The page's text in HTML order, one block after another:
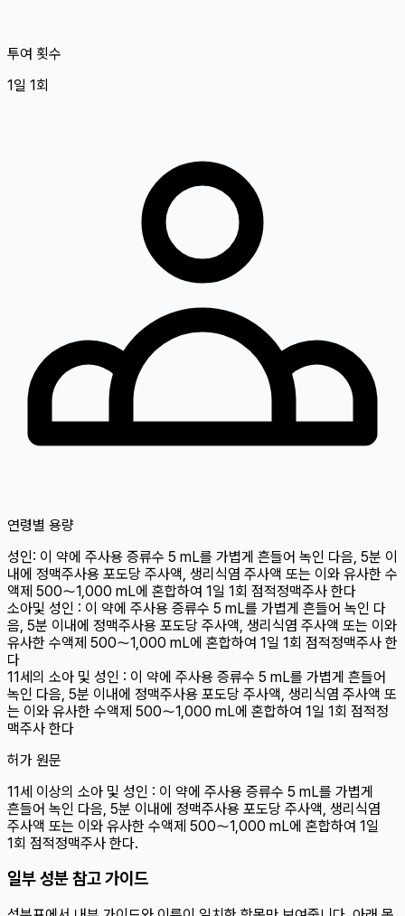
투여 횟수
1일 1회
연령별 용량
성인: 이 약에 주사용 증류수 5 mL를 가볍게 흔들어 녹인 다음, 5분 이
내에 정맥주사용 포도당 주사액, 생리식염 주사액 또는 이와 유사한 수
액제 500～1,000 mL에 혼합하여 1일 1회 점적정맥주사 한다
소아및 성인 : 이 약에 주사용 증류수 5 mL를 가볍게 흔들어 녹인 다
음, 5분 이내에 정맥주사용 포도당 주사액, 생리식염 주사액 또는 이와
유사한 수액제 500～1,000 mL에 혼합하여 1일 1회 점적정맥주사 한
다
11세의 소아 및 성인 : 이 약에 주사용 증류수 5 mL를 가볍게 흔들어
녹인 다음, 5분 이내에 정맥주사용 포도당 주사액, 생리식염 주사액 또
는 이와 유사한 수액제 500～1,000 mL에 혼합하여 1일 1회 점적정
맥주사 한다
허가 원문
11세 이상의 소아 및 성인 : 이 약에 주사용 증류수 5 mL를 가볍게
흔들어 녹인 다음, 5분 이내에 정맥주사용 포도당 주사액, 생리식염
주사액 또는 이와 유사한 수액제 500～1,000 mL에 혼합하여 1일
1회 점적정맥주사 한다.
일부 성분 참고 가이드